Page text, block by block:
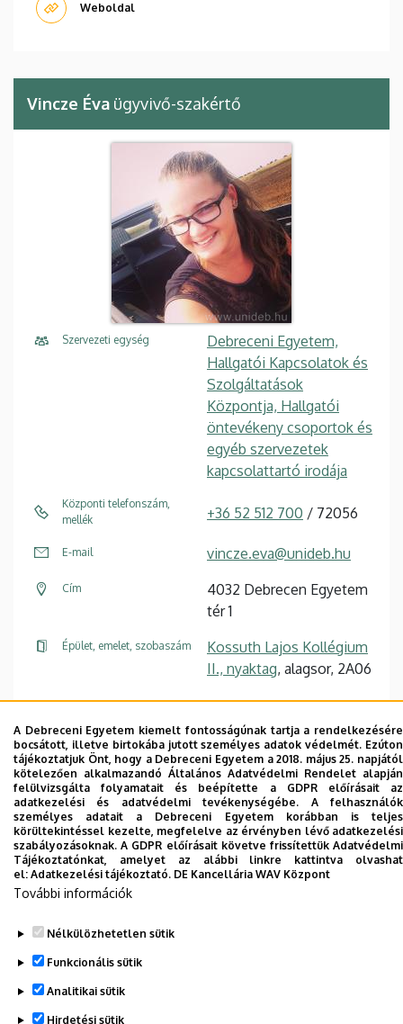
Weboldal
Vincze Éva ügyvivő-szakértő
Szervezeti egység
Debreceni Egyetem,
Hallgatói Kapcsolatok és
Szolgáltatások
Központja, Hallgatói
öntevékeny csoportok és
egyéb szervezetek
kapcsolattartó irodája
Központi telefonszám,
mellék
+36 52 512 700 / 72056
E-mail vincze.eva@unideb.hu
Cím
4032 Debrecen Egyetem
tér 1
Épület, emelet, szobaszám
Kossuth Lajos Kollégium
II., nyaktag, alagsor, 2A06
Dolgozói adatmódosítás igénylése a DE
telefonkönyvében|Külső személyek rögzítése a
DE telefonkönyvében|Súgó| Hibabejelentés
A Debreceni Egyetem kiemelt fontosságúnak tartja a rendelkezésére
bocsátott, illetve birtokába jutott személyes adatok védelmét. Ezúton
tájékoztatjuk Önt, hogy a Debreceni Egyetem a 2018. május 25. napjától
kötelezően alkalmazandó Általános Adatvédelmi Rendelet alapján
felülvizsgálta folyamatait és beépítette a GDPR előírásait az
adatkezelési és adatvédelmi tevékenységébe. A felhasználók
személyes adatait a Debreceni Egyetem korábban is teljes
körültekintéssel kezelte, megfelelve az érvényben lévő adatkezelési
szabályozásoknak. A GDPR előírásait követve frissítettük Adatvédelmi
Tájékoztatónkat, amelyet az alábbi linkre kattintva olvashat
el: Adatkezelési tájékoztató. DE Kancellária WAV Központ
További információk
Nélkülözhetetlen sütik
Funkcionális sütik
Analitikai sütik
Hirdetési sütik